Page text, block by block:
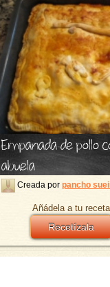
Empanada de pollo
abuela
Creada por pancho
Añádela a tu
Recetízala